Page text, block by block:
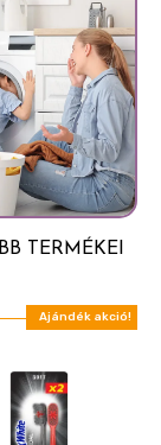
tisztításához
belsejében
minden
B-nél
TERMÉKEI
Ajándék akció!